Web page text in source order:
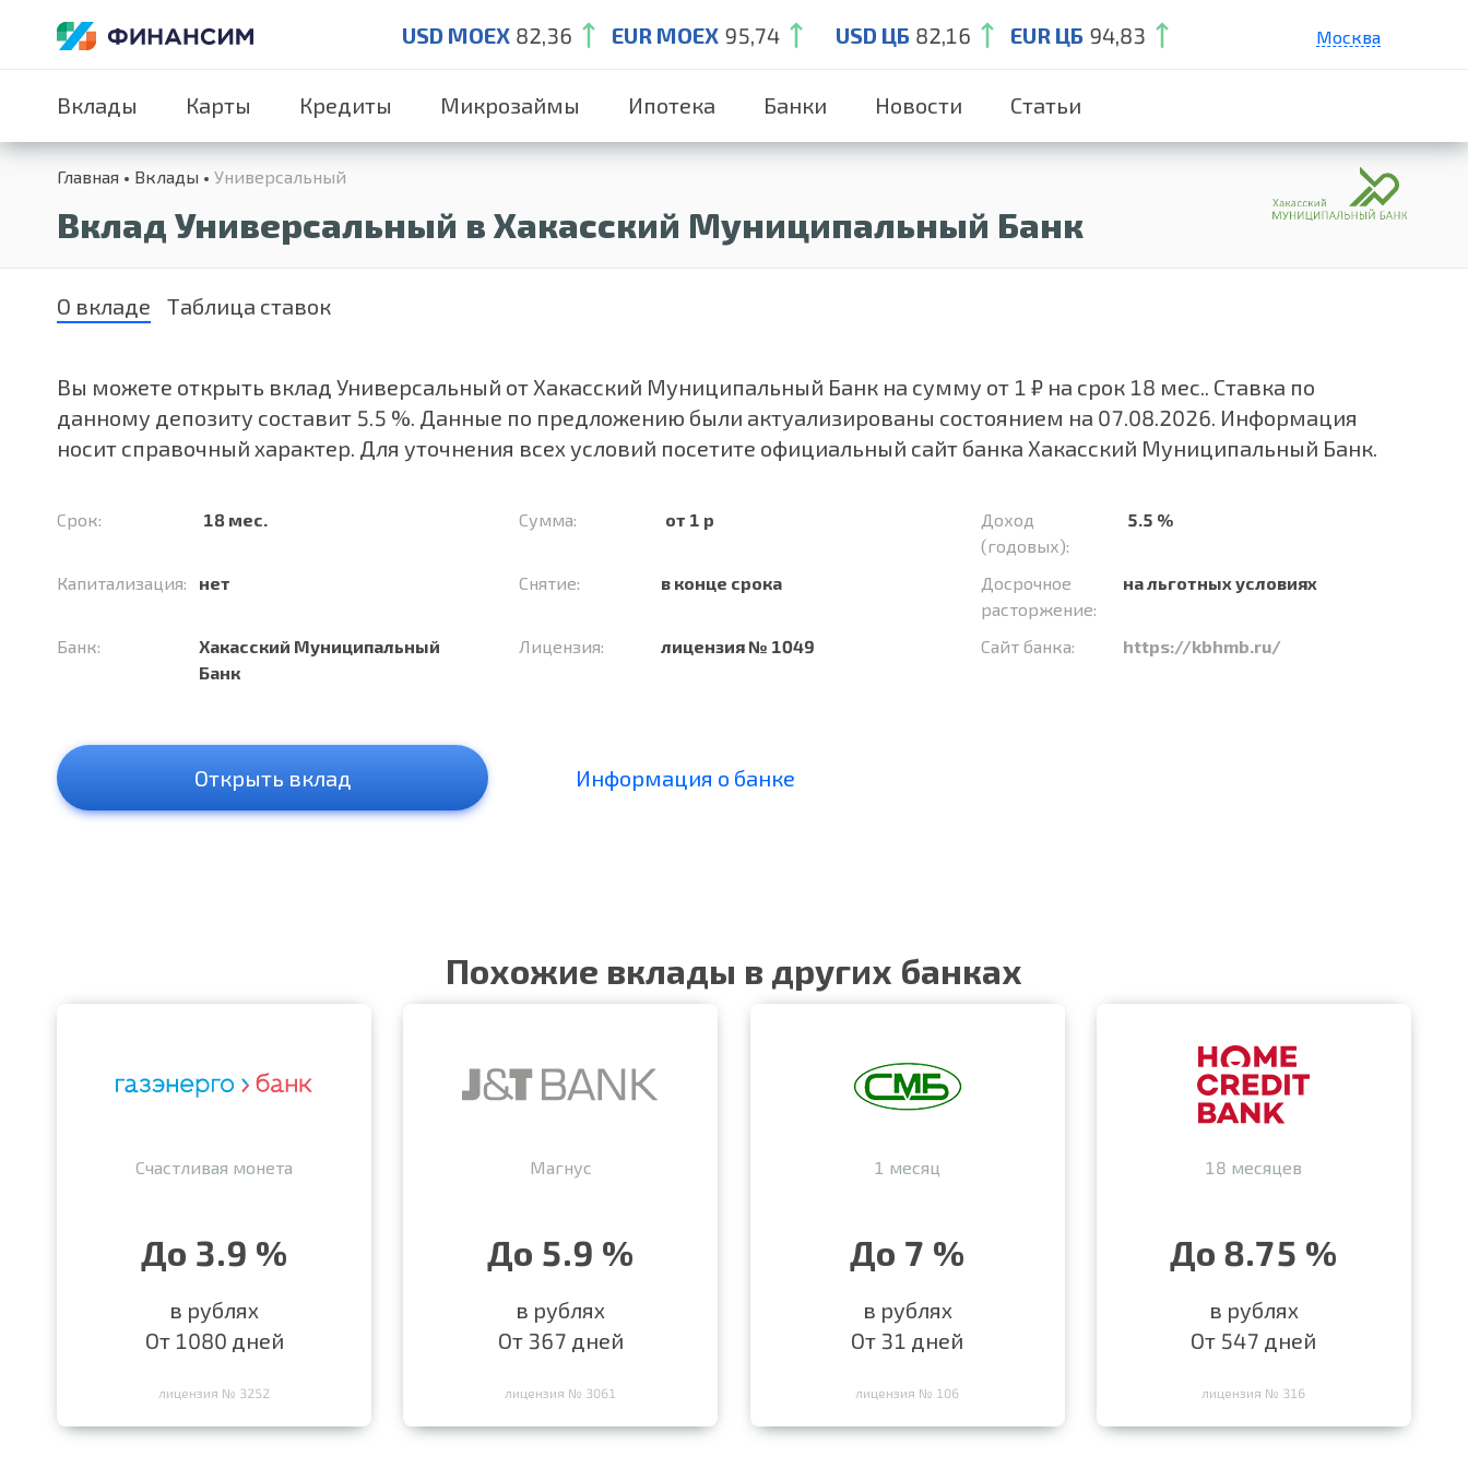
USD MOEX 82,36 EUR MOEX 95,74 USD ЦБ 82,16 EUR ЦБ 94,83 Москва
Краснодар
Вклады Карты Кредиты Микрозаймы Ипотека Банки Новости Статьи
Главная Вклады Универсальный
Вклад Универсальный в Хакасский Муниципальный Банк
О вкладе Таблица ставок
Вы можете открыть вклад Универсальный от Хакасский Муниципальный Банк на сумму от 1 ₽ на срок 18 мес.. Ставка по
данному депозиту составит 5.5 %. Данные по предложению были актуализированы состоянием на 07.08.2026. Информация
носит справочный характер. Для уточнения всех условий посетите официальный сайт банка Хакасский Муниципальный Банк.
Срок: 18 мес. Сумма: от 1 р
Доход
(годовых):
5.5 %
Капитализация: нет Снятие: в конце срока
Досрочное
расторжение:
на льготных условиях
Банк:
Хакасский Муниципальный
Банк
Лицензия: лицензия № 1049 Сайт банка: https://kbhmb.ru/
Открыть вклад Информация о банке
Похожие вклады в других банках
Счастливая монета
До 3.9 %
в рублях
От 1080 дней
лицензия № 3252
Магнус
До 5.9 %
в рублях
От 367 дней
лицензия № 3061
1 месяц
До 7 %
в рублях
От 31 дней
лицензия № 106
18 месяцев
До 8.75 %
в рублях
От 547 дней
лицензия № 316